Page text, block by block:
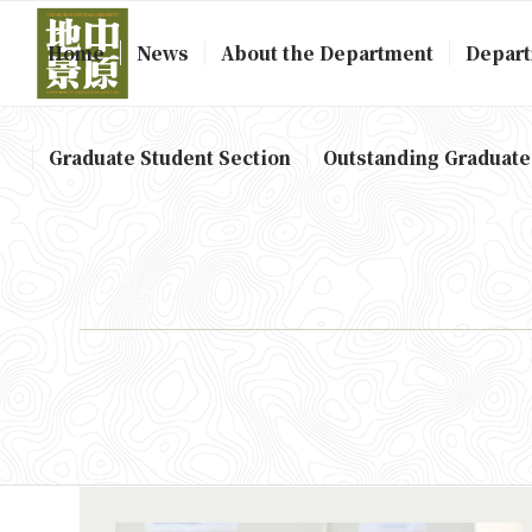
Home News About the Department
Graduate Student Section Outstanding